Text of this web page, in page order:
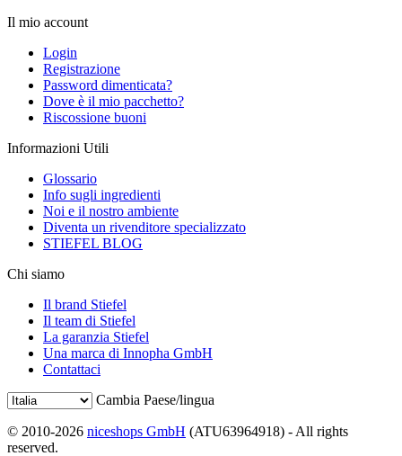
Il mio account
Login
Registrazione
Password dimenticata?
Dove è il mio pacchetto?
Riscossione buoni
Informazioni Utili
Glossario
Info sugli ingredienti
Noi e il nostro ambiente
Diventa un rivenditore specializzato
STIEFEL BLOG
Chi siamo
Il brand Stiefel
Il team di Stiefel
La garanzia Stiefel
Una marca di Innopha GmbH
Contattaci
Cambia Paese/lingua
© 2010-2026 niceshops GmbH (ATU63964918) - All rights
reserved.